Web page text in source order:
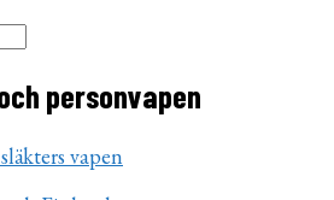
personvapen
vapen